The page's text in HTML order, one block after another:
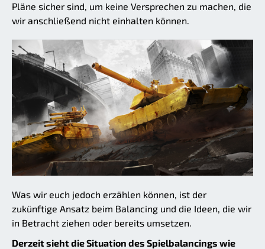
Pläne sicher sind, um keine Versprechen zu machen, die
wir anschließend nicht einhalten können.
Was wir euch jedoch erzählen können, ist der
zukünftige Ansatz beim Balancing und die Ideen, die wir
in Betracht ziehen oder bereits umsetzen.
Derzeit sieht die Situation des Spielbalancings wie